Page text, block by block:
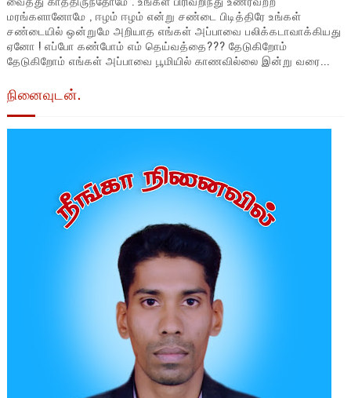
மரங்களானோமே , ஈழம் ஈழம் என்று சண்டை பிடித்திரே உங்கள்
சண்டையில் ஒன்றுமே அறியாத எங்கள் அப்பாவை பலிக்கடாவாக்கியது
ஏனோ ! எப்போ கண்போம் எம் தெய்வத்தை??? தேடுகிறோம்
தேடுகிறோம் எங்கள் அப்பாவை பூமியில் காணவில்லை இன்று வரை...
நினைவுடன்.